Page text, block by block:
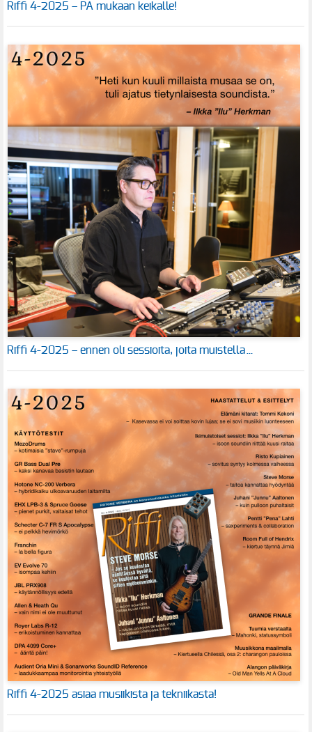
Riffi 4-2025 – PA mukaan keikalle!
Riffi 4-2025 – ennen oli sessioita, joita muistella…
Riffi 4-2025 asiaa musiikista ja tekniikasta!